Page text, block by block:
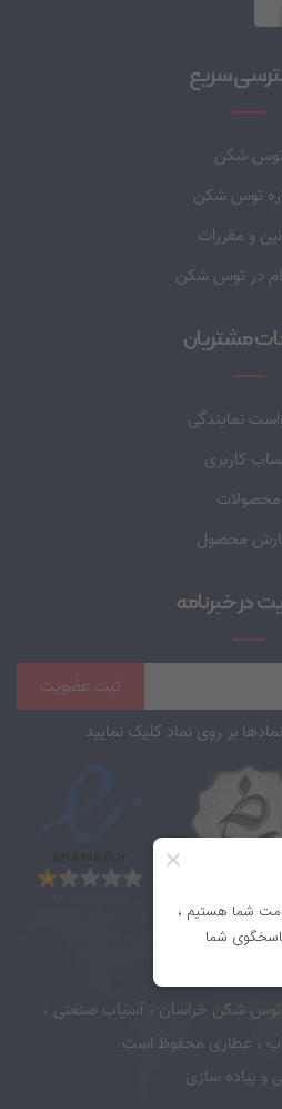
سریع
توس شکن
توس شکن
و مقررات
در توس شکن
مشتریان
نمایندگی
کاربری
محصولات
محصول
در خبرنامه
بر روی نماد کلیک نمایید
توس شکن خراسان ، آسیاب صنعتی ،
، عطاری محفوظ است.
و پیاده سازی